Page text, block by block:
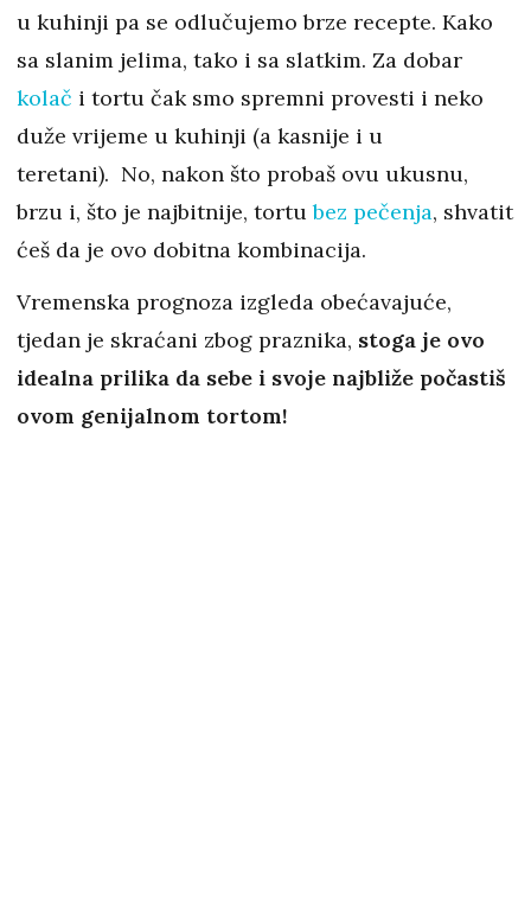
u kuhinji pa se odlučujemo brze recepte. Kako
sa slanim jelima, tako i sa slatkim. Za dobar
kolač i tortu čak smo spremni provesti i neko
duže vrijeme u kuhinji (a kasnije i u
teretani). No, nakon što probaš ovu ukusnu,
brzu i, što je najbitnije, tortubez pečenja, shvatit
ćeš da je ovo dobitna kombinacija.
Vremenska prognoza izgleda obećavajuće,
tjedan je skraćani zbog praznika, stoga je ovo
idealna prilika da sebe i svoje najbliže počastiš
ovom genijalnom tortom!